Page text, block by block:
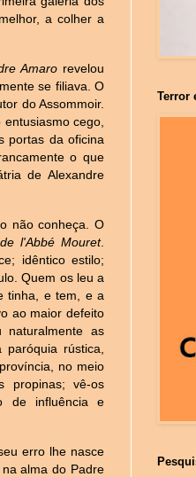
a colher a
Amaro revelou
se filiava. O
do Assommoir.
cego,
portas da oficina
o que
de Alexandre
não conheça. O
l'Abbé Mouret.
idêntico estilo;
Quem os leu a
tinha, e tem, e a
ao maior defeito
as
rústica,
no meio
vê-os
de influência e
erro lhe nasce
alma do Padre
Terror